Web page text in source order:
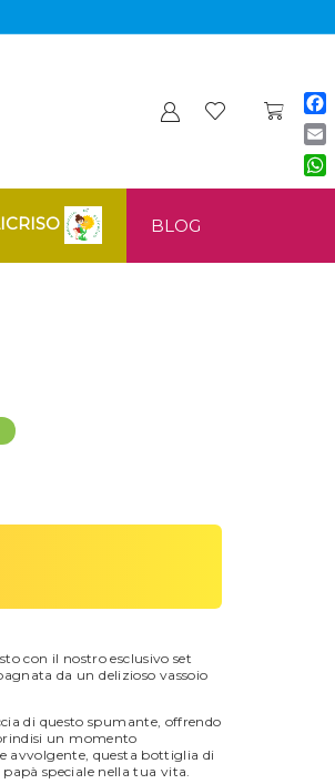
BLOG
con il nostro esclusivo set
da un delizioso vassoio
di questo spumante, offrendo
un momento
avvolgente, questa bottiglia di
speciale nella tua vita.